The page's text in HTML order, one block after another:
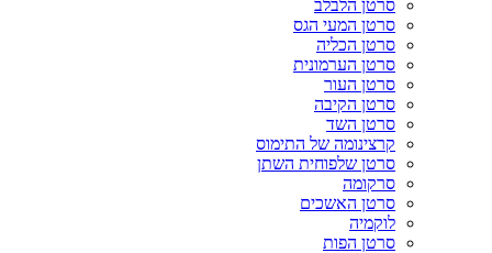
סרטן הלבלב
סרטן המעי הגס
סרטן הכליה
סרטן הערמונית
סרטן העור
סרטן הקיבה
סרטן השד
קרצינומה של התימוס
סרטן שלפוחית השתן
סרקומה
סרטן האשכים
לוקמיה
סרטן הפות